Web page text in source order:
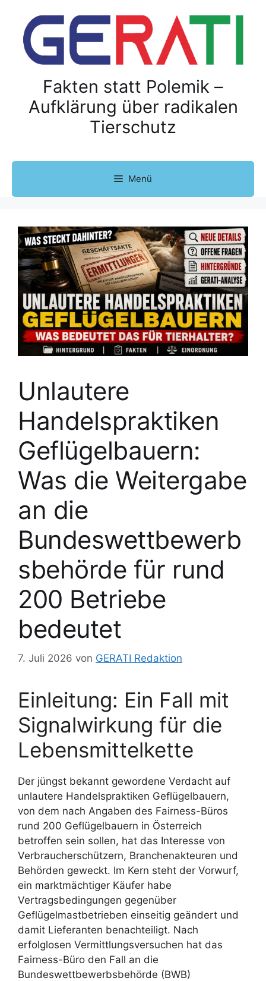
Fakten statt Polemik –
Aufklärung über radikalen
Tierschutz
Menü
Unlautere
Handelspraktiken
Geflügelbauern:
Was die Weitergabe
an die
Bundeswettbewerb
sbehörde für rund
200 Betriebe
bedeutet
7. Juli 2026 von GERATI Redaktion
Einleitung: Ein Fall mit
Signalwirkung für die
Lebensmittelkette
Der jüngst bekannt gewordene Verdacht auf
unlautere Handelspraktiken Geflügelbauern,
von dem nach Angaben des Fairness-Büros
rund 200 Geflügelbauern in Österreich
betroffen sein sollen, hat das Interesse von
Verbraucherschützern, Branchenakteuren und
Behörden geweckt. Im Kern steht der Vorwurf,
ein marktmächtiger Käufer habe
Vertragsbedingungen gegenüber
Geflügelmastbetrieben einseitig geändert und
damit Lieferanten benachteiligt. Nach
erfolglosen Vermittlungsversuchen hat das
Fairness-Büro den Fall an die
Bundeswettbewerbsbehörde (BWB)